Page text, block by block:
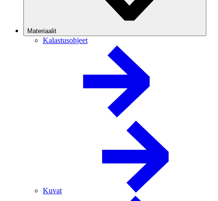
Materiaalit
Kalastusohjeet
Kuvat